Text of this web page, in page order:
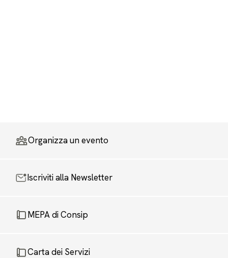
Organizza un evento
Iscriviti alla Newsletter
MEPA di Consip
Carta dei Servizi